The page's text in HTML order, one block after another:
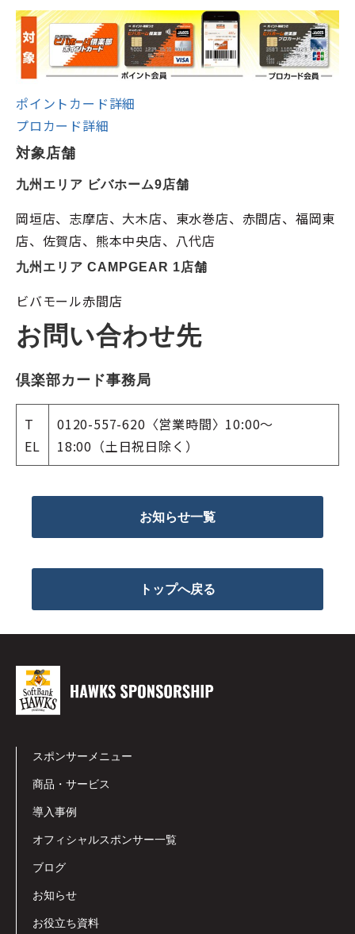
ポイントカード詳細
プロカード詳細
対象店舗
九州エリア ビバホーム9店舗
岡垣店、志摩店、大木店、東水巻店、赤間店、福岡東
店、佐賀店、熊本中央店、八代店
九州エリア CAMPGEAR 1店舗
ビバモール赤間店
お問い合わせ先
倶楽部カード事務局
T
EL
0120-557-620〈営業時間〉10:00～
18:00（土日祝日除く）
お知らせ一覧
トップへ戻る
スポンサーメニュー
商品・サービス
導入事例
オフィシャルスポンサー一覧
ブログ
お知らせ
お役立ち資料